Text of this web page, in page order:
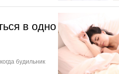
в одно
будильник